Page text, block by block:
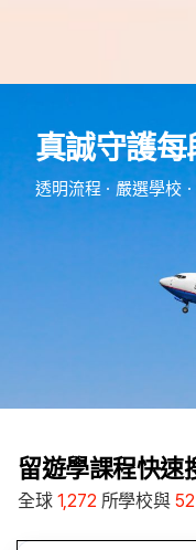
真誠守護每
透明流程・嚴選學校
留遊學課程快速
全球 1,272 所學校與 52